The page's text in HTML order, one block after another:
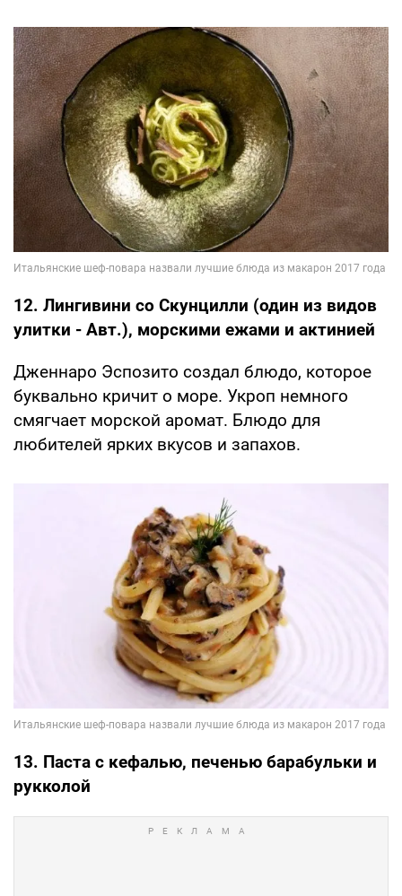
12. Лингивини со Скунцилли (один из видов
улитки - Авт.), морскими ежами и актинией
Дженнаро Эспозито создал блюдо, которое
буквально кричит о море. Укроп немного
смягчает морской аромат. Блюдо для
любителей ярких вкусов и запахов.
13. Паста с кефалью, печенью барабульки и
рукколой